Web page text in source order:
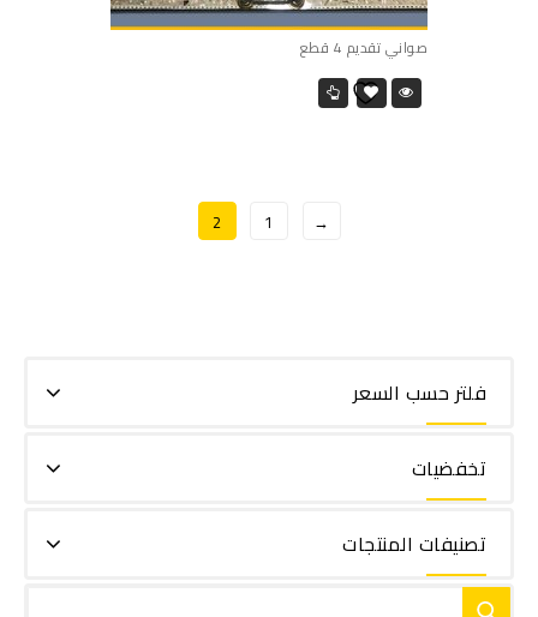
صواني تقديم 4 قطع
→
1
2
فلتر حسب السعر
تخفضيات
تصنيفات المنتجات